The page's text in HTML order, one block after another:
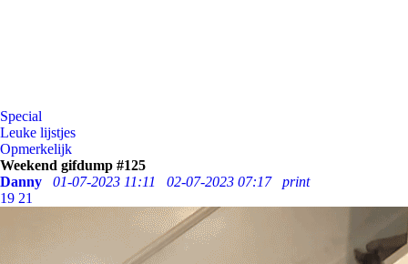
Special
Leuke lijstjes
Opmerkelijk
Weekend gifdump #125
Danny
01-07-2023 11:11 02-07-2023 07:17
print
19 21